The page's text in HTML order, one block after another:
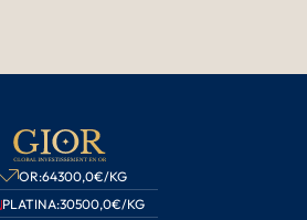
OR:64300,0€/KG
PLATINA:30500,0€/KG